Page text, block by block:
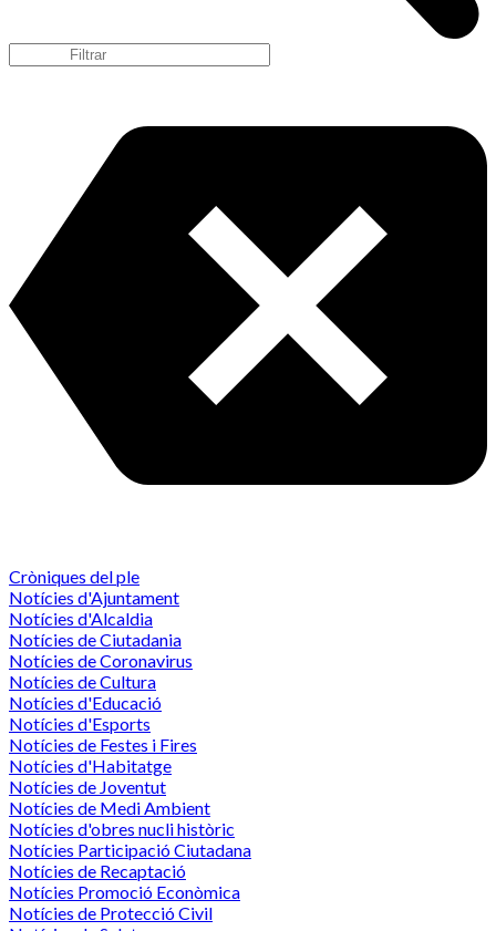
Cròniques del ple
Notícies d'Ajuntament
Notícies d'Alcaldia
Notícies de Ciutadania
Notícies de Coronavirus
Notícies de Cultura
Notícies d'Educació
Notícies d'Esports
Notícies de Festes i Fires
Notícies d'Habitatge
Notícies de Joventut
Notícies de Medi Ambient
Notícies d'obres nucli històric
Notícies Participació Ciutadana
Notícies de Recaptació
Notícies Promoció Econòmica
Notícies de Protecció Civil